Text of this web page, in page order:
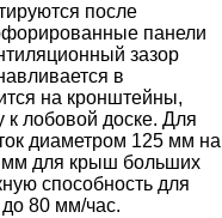
после
панели
зазор
в
на кронштейны,
к лобовой доске. Для
диаметром 125 мм на
мм для крыш больших
способность для
80 мм/час.